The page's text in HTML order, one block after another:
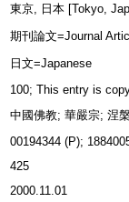
東京, 日本 [Tokyo,
期刊論文=Journal
日文=Japanese
100; This entry is
中國佛教; 華嚴宗; 涅
00194344 (P);
425
2000.11.01